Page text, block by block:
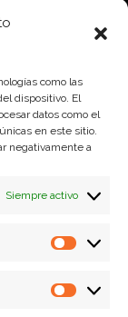
como las
dispositivo. El
datos como el
en este sitio.
negativamente a
Siempre activo